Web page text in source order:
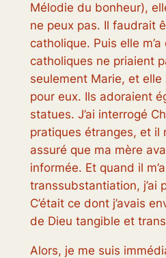
Mélodie du bonheur),
ne peux pas. Il faudrait
catholique. Puis elle
catholiques ne priaient
seulement Marie, et elle
pour eux. Ils adoraient
statues. J’ai interrogé
pratiques étranges, et il
assuré que ma mère
informée. Et quand il
transsubstantiation, j’ai
C’était ce dont j’avais
de Dieu tangible et
Alors, je me suis